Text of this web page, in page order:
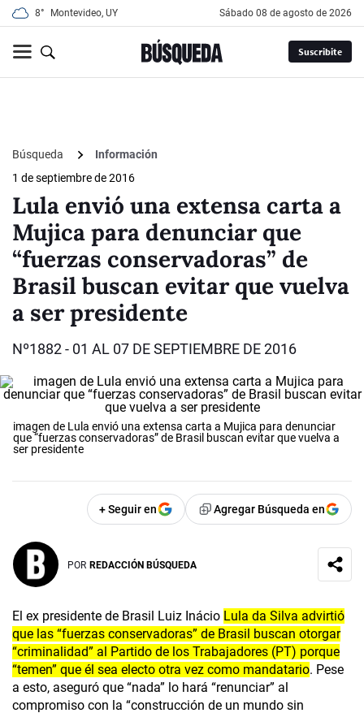
8° Montevideo, UY sábado 08 de agosto de 2026
Suscribite
Búsqueda
Información
1 de septiembre de 2016
Lula envió una extensa carta a
Mujica para denunciar que
“fuerzas conservadoras” de
Brasil buscan evitar que vuelva
a ser presidente
Nº1882 - 01 AL 07 DE SEPTIEMBRE DE 2016
imagen de Lula envió una extensa carta a Mujica para denunciar
que “fuerzas conservadoras” de Brasil buscan evitar que vuelva a
ser presidente
+ Seguir en Agregar Búsqueda en
POR REDACCIÓN BÚSQUEDA
El ex presidente de Brasil Luiz Inácio Lula da Silva advirtió
que las “fuerzas conservadoras” de Brasil buscan otorgar
“criminalidad” al Partido de los Trabajadores (PT) porque
“temen” que él sea electo otra vez como mandatario. Pese
a esto, aseguró que “nada” lo hará “renunciar” al
compromiso con la “construcción de un mundo sin